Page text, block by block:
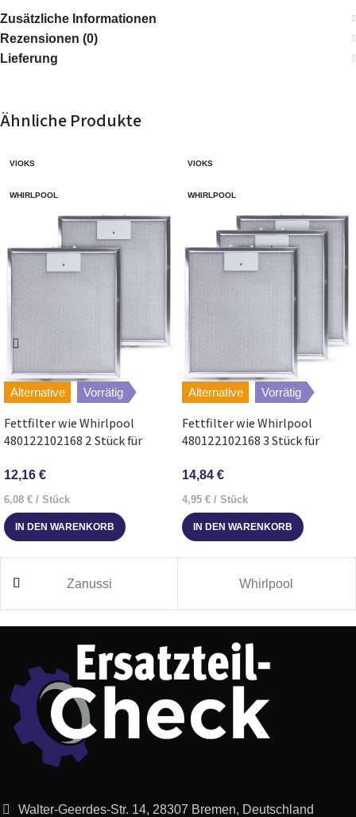
Zusätzliche Informationen
Rezensionen (0)
Lieferung
Ähnliche Produkte
VIOKS
WHIRLPOOL
Alternative Vorrätig
Fettfilter wie Whirlpool
480122102168 2 Stück für
12,16 €
6,08 € / Stück
IN DEN WARENKORB
VIOKS
WHIRLPOOL
Alternative Vorrätig
Fettfilter wie Whirlpool
480122102168 3 Stück für
14,84 €
4,95 € / Stück
IN DEN WARENKORB
Zanussi Whirlpool
Walter-Geerdes-Str. 14, 28307 Bremen, Deutschland